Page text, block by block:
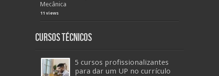
Mecânica
11 views
Cursos Técnicos
5 cursos profissionalizantes
para dar um UP no currículo